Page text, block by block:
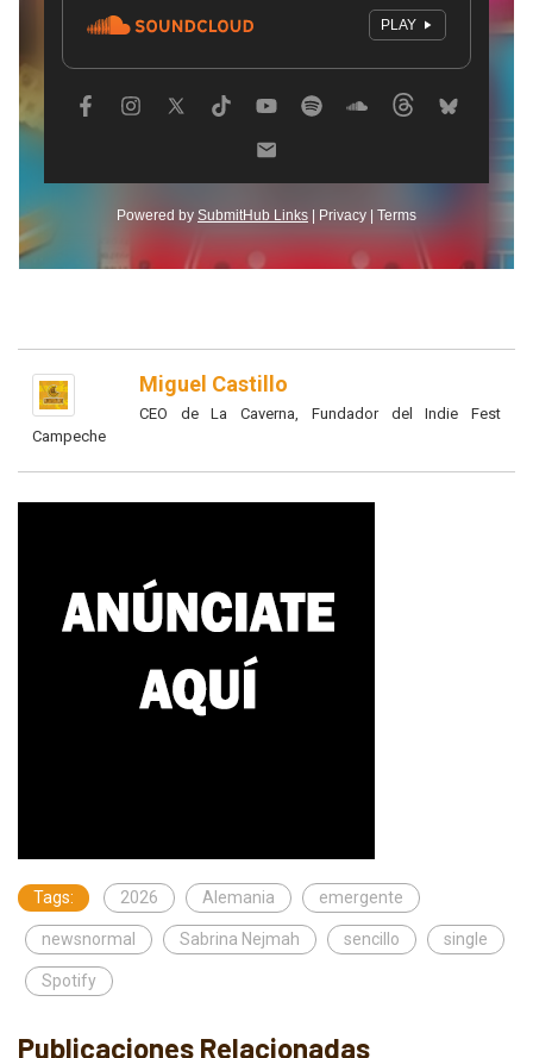
Miguel Castillo
CEO de La Caverna, Fundador del Indie Fest
Campeche
Tags: 2026 Alemania emergente
newsnormal Sabrina Nejmah sencillo single
Spotify
Publicaciones Relacionadas